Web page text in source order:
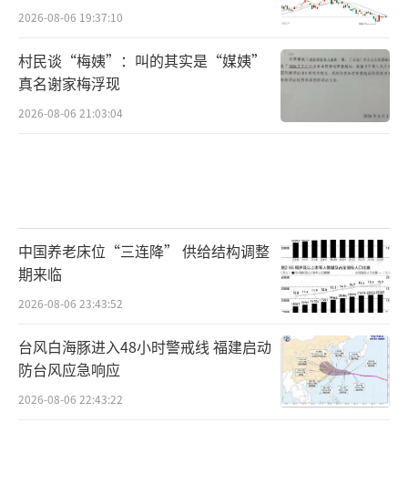
2026-08-06 19:37:10
村民谈“梅姨”：叫的其实是“媒姨”
真名谢家梅浮现
2026-08-06 21:03:04
中国养老床位“三连降” 供给结构调整
期来临
2026-08-06 23:43:52
台风白海豚进入48小时警戒线 福建启动
防台风应急响应
2026-08-06 22:43:22